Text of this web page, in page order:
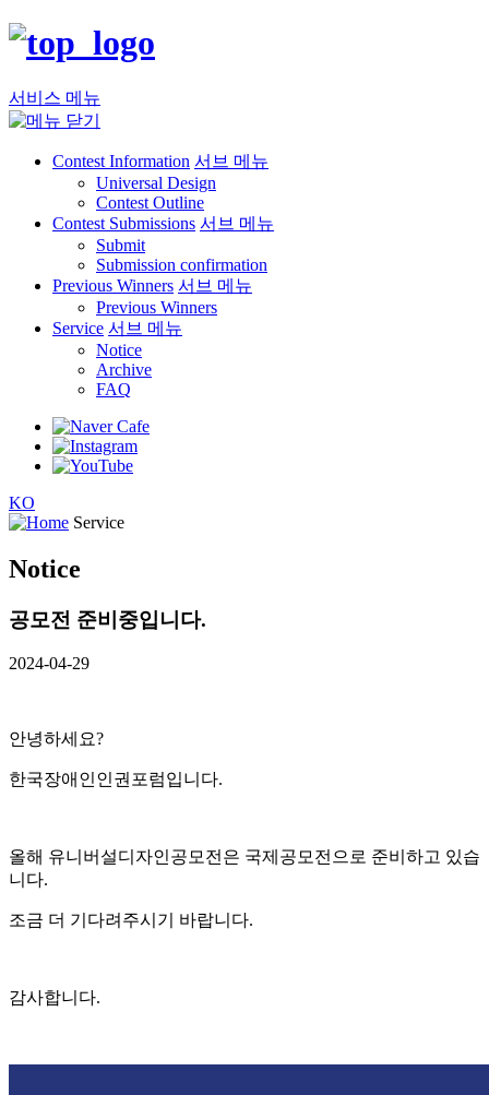
서비스 메뉴
Contest Information 서브 메뉴
Universal Design
Contest Outline
Contest Submissions 서브 메뉴
Submit
Submission confirmation
Previous Winners 서브 메뉴
Previous Winners
Service 서브 메뉴
Notice
Archive
FAQ
KO
Service
Notice
공모전 준비중입니다.
2024-04-29
안녕하세요?
한국장애인인권포럼입니다.
올해 유니버설디자인공모전은 국제공모전으로 준비하고 있습
니다.
조금 더 기다려주시기 바랍니다.
감사합니다.